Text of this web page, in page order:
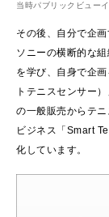
当時パブリックビュー
その後、自分で企
ソニーの横断的な
を学び、自身で企
トテニスセンサー
の一般販売からテ
ビジネス「Smart
化しています。